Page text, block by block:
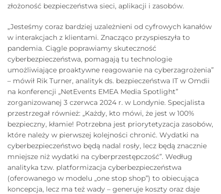
złożoność bezpieczeństwa sieci, aplikacji i zasobów.
„Jesteśmy coraz bardziej uzależnieni od cyfrowych kanałów
w interakcjach z klientami. Znacząco przyspieszyła to
pandemia. Ciągle poprawiamy skuteczność
cyberbezpieczeństwa, pomagają tu technologie
umożliwiające proaktywne reagowanie na cyberzagrożenia”
– mówił Rik Turner, analityk ds. bezpieczeństwa IT w Omdii
na konferencji „NetEvents EMEA Media Spotlight”
zorganizowanej 3 czerwca 2024 r. w Londynie. Specjalista
przestrzegał również: „Każdy, kto mówi, że jest w 100%
bezpieczny, kłamie! Potrzebna jest priorytetyzacja zasobów,
które należy w pierwszej kolejności chronić. Wydatki na
cyberbezpieczeństwo będą nadal rosły, lecz będą znacznie
mniejsze niż wydatki na cyberprzestępczość”. Według
analityka tzw. platformizacja cyberbezpieczeństwa
(oferowanego w modelu „one stop shop”) to obiecująca
koncepcja, lecz ma też wady – generuje koszty oraz daje